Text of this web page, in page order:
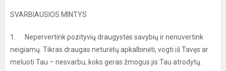
SVARBIAUSIOS MINTYS
1. Nepervertink pozityvių draugystės savybių ir nenuvertink
neigiamų. Tikras draugas neturėtų apkalbinėti, vogti iš Tavęs ar
meluoti Tau – nesvarbu, koks geras žmogus jis Tau atrodytų.